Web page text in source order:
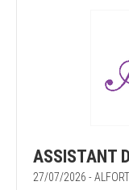
ASSISTANT
27/07/2026 -